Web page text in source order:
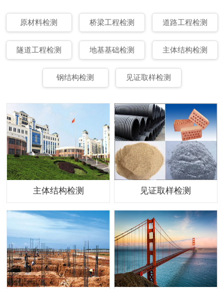
原材料检测 桥梁工程检测 道路工程检测
隧道工程检测 地基基础检测 主体结构检测
钢结构检测 见证取样检测
主体结构检测 见证取样检测